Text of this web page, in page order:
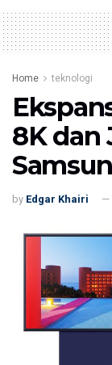
Home teknologi
8K dan
by Edgar Khairi